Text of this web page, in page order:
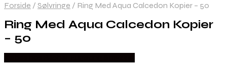
Forside / Sølvringe / Ring Med Aqua Calcedon Kopier – 50
Ring Med Aqua Calcedon Kopier
– 50